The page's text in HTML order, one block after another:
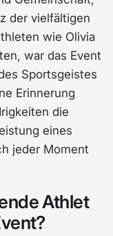
der vielfältigen
wie Olivia
war das Event
Sportsgeistes
Erinnerung
die
eines
jeder Moment
Athlet